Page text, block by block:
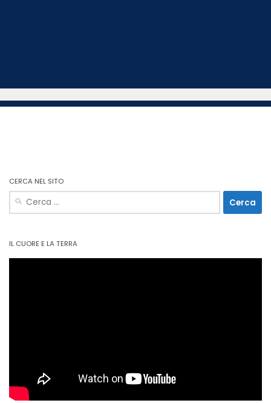
CERCA NEL SITO
Ricerca
per:
IL CUORE E LA TERRA